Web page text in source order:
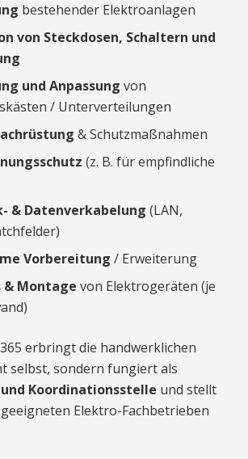
bestehender Elektroanlagen
von Steckdosen, Schaltern und
und Anpassung von
/ Unterverteilungen
& Schutzmaßnahmen
(z. B. für empfindliche
& Datenverkabelung (LAN,
Vorbereitung / Erweiterung
& Montage von Elektrogeräten (je
erbringt die handwerklichen
selbst, sondern fungiert als
Koordinationsstelle und stellt
Elektro-Fachbetrieben